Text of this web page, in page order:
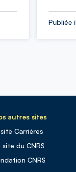
Publiée
autres sites
Carrières
site du CNRS
CNRS